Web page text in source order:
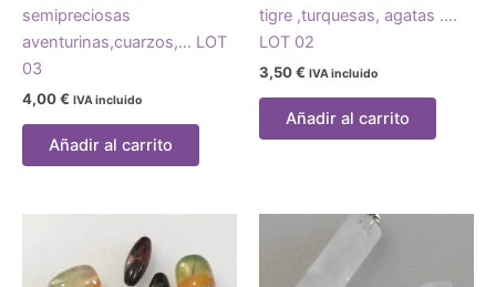
semipreciosas
aventurinas,cuarzos,… LOT
03
4,00€ IVA incluido
Añadir al carrito
tigre ,turquesas, agatas ….
LOT 02
3,50€ IVA incluido
Añadir al carrito